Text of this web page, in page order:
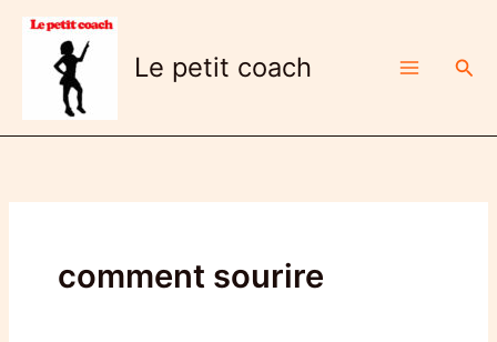
Aller
contenu
Le petit coach
comment sourire